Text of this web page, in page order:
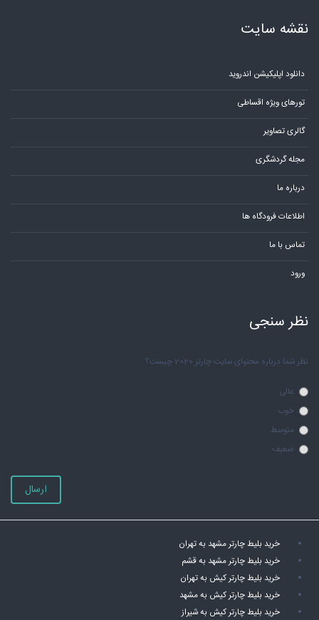
نقشه سایت
دانلود اپلیکیشن اندروید
تورهای ویژه اقساطی
گالری تصاویر
مجله گردشگری
درباره ما
اطلاعات فرودگاه ها
تماس با ما
ورود
نظر سنجی
نظر شما درباره محتوای سایت چارتر 2020 چیست؟
عالی
خوب
متوسط
ضعیف
ارسال
خرید بلیط چارتر مشهد به تهران
خرید بلیط چارتر مشهد به قشم
خرید بلیط چارتر کیش به تهران
خرید بلیط چارتر کیش به مشهد
خرید بلیط چارتر کیش به شیراز